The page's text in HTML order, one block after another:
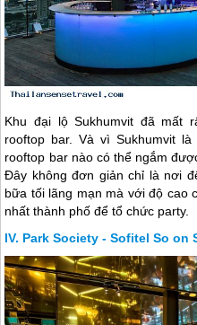
Khu đại lộ Sukhumvit đã mất
rooftop bar. Và vì Sukhumvit
rooftop bar nào có thể ngắm
Đây không đơn giản chỉ là nơi
bữa tối lãng mạn mà với độ cao
nhất thành phố để tổ chức party.
Park Society - Sofitel So on